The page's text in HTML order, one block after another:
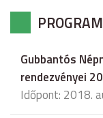
Gubbantós
rendezvényei
Időpont: 2018.